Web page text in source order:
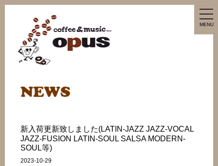
MENU
新入荷更新致しました(LATIN-JAZZ JAZZ-VOCAL
JAZZ-FUSION LATIN-SOUL SALSA MODERN-
SOUL等)
2023-10-29